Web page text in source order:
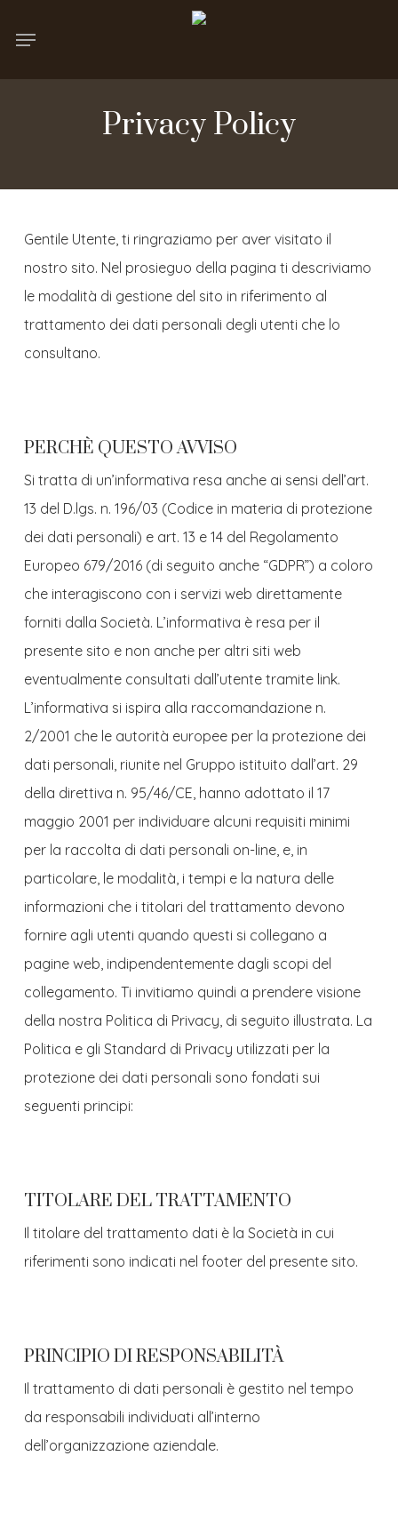
Menu
Privacy Policy
Gentile Utente, ti ringraziamo per aver visitato il
nostro sito. Nel prosieguo della pagina ti descriviamo
le modalità di gestione del sito in riferimento al
trattamento dei dati personali degli utenti che lo
consultano.
PERCHÈ QUESTO AVVISO
Si tratta di un’informativa resa anche ai sensi dell’art.
13 del D.lgs. n. 196/03 (Codice in materia di protezione
dei dati personali) e art. 13 e 14 del Regolamento
Europeo 679/2016 (di seguito anche “GDPR”) a coloro
che interagiscono con i servizi web direttamente
forniti dalla Società. L’informativa è resa per il
presente sito e non anche per altri siti web
eventualmente consultati dall’utente tramite link.
L’informativa si ispira alla raccomandazione n.
2/2001 che le autorità europee per la protezione dei
dati personali, riunite nel Gruppo istituito dall’art. 29
della direttiva n. 95/46/CE, hanno adottato il 17
maggio 2001 per individuare alcuni requisiti minimi
per la raccolta di dati personali on-line, e, in
particolare, le modalità, i tempi e la natura delle
informazioni che i titolari del trattamento devono
fornire agli utenti quando questi si collegano a
pagine web, indipendentemente dagli scopi del
collegamento. Ti invitiamo quindi a prendere visione
della nostra Politica di Privacy, di seguito illustrata. La
Politica e gli Standard di Privacy utilizzati per la
protezione dei dati personali sono fondati sui
seguenti principi:
TITOLARE DEL TRATTAMENTO
Il titolare del trattamento dati è la Società in cui
riferimenti sono indicati nel footer del presente sito.
PRINCIPIO DI RESPONSABILITÀ
Il trattamento di dati personali è gestito nel tempo
da responsabili individuati all’interno
dell’organizzazione aziendale.